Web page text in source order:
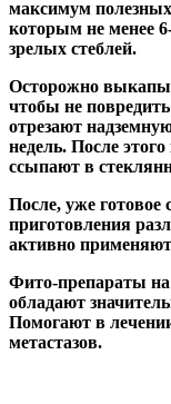
максимум
которым не менее
зрелых стеблей.
Осторожно
чтобы не
отрезают
недель. После
ссыпают в
После, уже готовое
приготовления
активно
Фито-препараты на
обладают
Помогают в
метастазов.